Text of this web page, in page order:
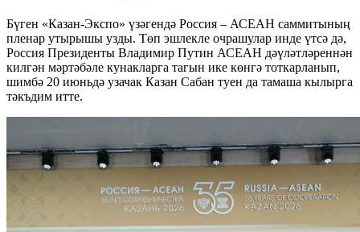
Бүген «Казан-Экспо» үзәгендә Россия – АСЕАН саммитының
пленар утырышы узды. Төп эшлекле очрашулар инде үтсә дә,
Россия Президенты Владимир Путин АСЕАН дәүләтләреннән
килгән мәртәбәле кунакларга тагын ике көнгә тоткарланып,
шимбә 20 июньдә узачак Казан Сабан туен да тамаша кылырга
тәкъдим итте.